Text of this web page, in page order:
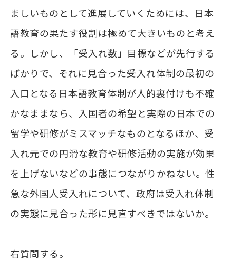
ましいものとして進展していくためには、日本
語教育の果たす役割は極めて大きいものと考え
る。しかし、「受入れ数」目標などが先行する
ばかりで、それに見合った受入れ体制の最初の
入口となる日本語教育体制が人的裏付けも不確
かなままなら、入国者の希望と実際の日本での
留学や研修がミスマッチなものとなるほか、受
入れ元での円滑な教育や研修活動の実施が効果
を上げないなどの事態につながりかねない。性
急な外国人受入れについて、政府は受入れ体制
の実態に見合った形に見直すべきではないか。
右質問する。